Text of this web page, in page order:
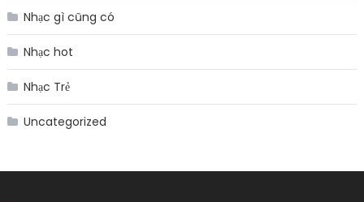
Nhạc gì cũng có
Nhạc hot
Nhạc Trẻ
Uncategorized